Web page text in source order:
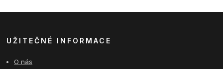
UŽITEČNÉ INFORMACE
O nás